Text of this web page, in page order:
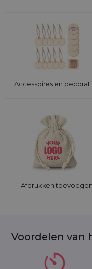
Accessoires en
Afdrukken toevoegen
Voordelen van